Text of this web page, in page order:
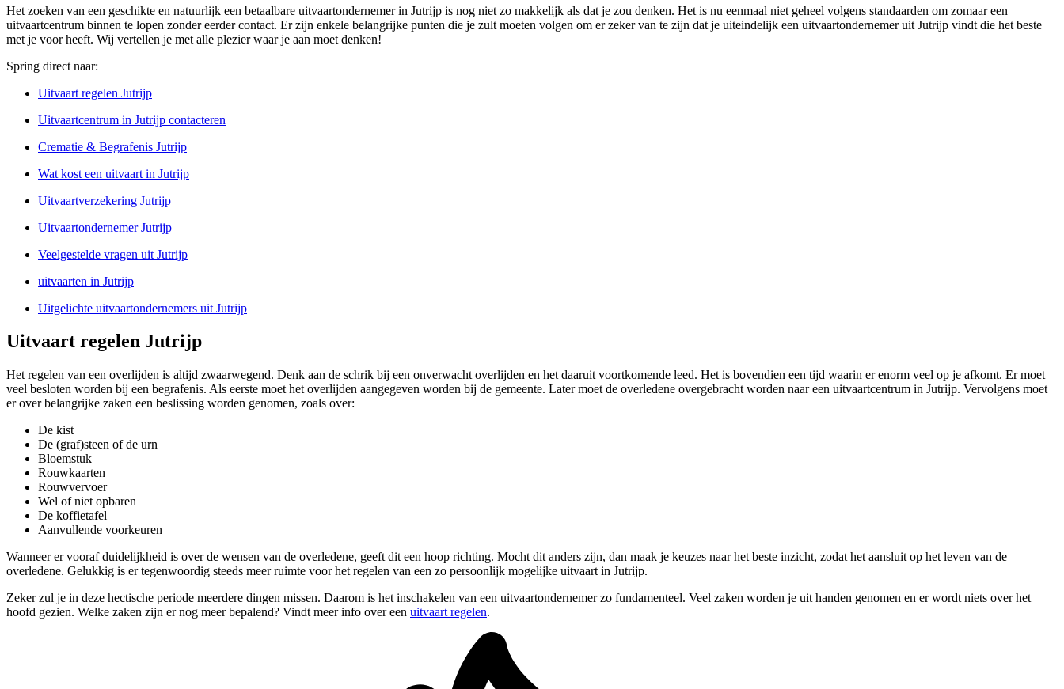
Het zoeken van een geschikte en natuurlijk een betaalbare uitvaartondernemer in Jutrijp is nog niet zo makkelijk als dat je zou denken. Het is nu eenmaal niet geheel volgens standaarden om zomaar een
uitvaartcentrum binnen te lopen zonder eerder contact. Er zijn enkele belangrijke punten die je zult moeten volgen om er zeker van te zijn dat je uiteindelijk een uitvaartondernemer uit Jutrijp vindt die het beste
met je voor heeft. Wij vertellen je met alle plezier waar je aan moet denken!
Spring direct naar:
Uitvaart regelen Jutrijp
Uitvaartcentrum in Jutrijp contacteren
Crematie & Begrafenis Jutrijp
Wat kost een uitvaart in Jutrijp
Uitvaartverzekering Jutrijp
Uitvaartondernemer Jutrijp
Veelgestelde vragen uit Jutrijp
uitvaarten in Jutrijp
Uitgelichte uitvaartondernemers uit Jutrijp
Uitvaart regelen Jutrijp
Het regelen van een overlijden is altijd zwaarwegend. Denk aan de schrik bij een onverwacht overlijden en het daaruit voortkomende leed. Het is bovendien een tijd waarin er enorm veel op je afkomt. Er moet
veel besloten worden bij een begrafenis. Als eerste moet het overlijden aangegeven worden bij de gemeente. Later moet de overledene overgebracht worden naar een uitvaartcentrum in Jutrijp. Vervolgens moet
er over belangrijke zaken een beslissing worden genomen, zoals over:
De kist
De (graf)steen of de urn
Bloemstuk
Rouwkaarten
Rouwvervoer
Wel of niet opbaren
De koffietafel
Aanvullende voorkeuren
Wanneer er vooraf duidelijkheid is over de wensen van de overledene, geeft dit een hoop richting. Mocht dit anders zijn, dan maak je keuzes naar het beste inzicht, zodat het aansluit op het leven van de
overledene. Gelukkig is er tegenwoordig steeds meer ruimte voor het regelen van een zo persoonlijk mogelijke uitvaart in Jutrijp.
Zeker zul je in deze hectische periode meerdere dingen missen. Daarom is het inschakelen van een uitvaartondernemer zo fundamenteel. Veel zaken worden je uit handen genomen en er wordt niets over het
hoofd gezien. Welke zaken zijn er nog meer bepalend? Vindt meer info over een uitvaart regelen.